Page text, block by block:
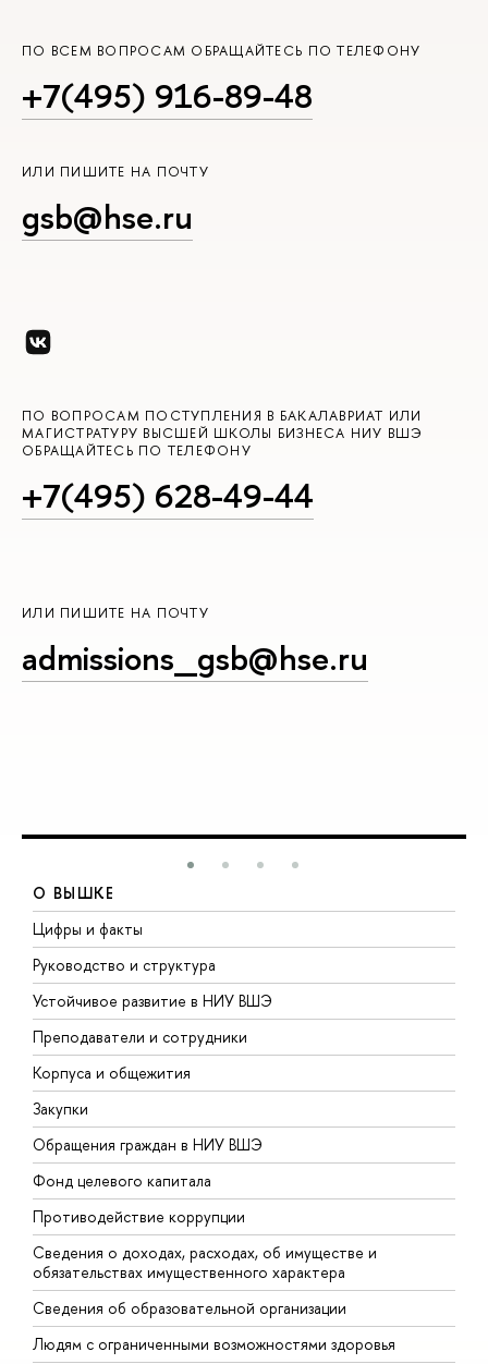
ПО ВСЕМ ВОПРОСАМ ОБРАЩАЙТЕСЬ ПО ТЕЛЕФОНУ
+7(495) 916-89-48
ИЛИ ПИШИТЕ НА ПОЧТУ
gsb@hse.ru
ПО ВОПРОСАМ ПОСТУПЛЕНИЯ В БАКАЛАВРИАТ ИЛИ
МАГИСТРАТУРУ ВЫСШЕЙ ШКОЛЫ БИЗНЕСА НИУ ВШЭ
ОБРАЩАЙТЕСЬ ПО ТЕЛЕФОНУ
+7(495) 628-49-44
ИЛИ ПИШИТЕ НА ПОЧТУ
admissions_gsb@hse.ru
О ВЫШКЕ
Цифры и факты
Руководство и структура
Устойчивое развитие в НИУ ВШЭ
Преподаватели и сотрудники
Корпуса и общежития
Закупки
Обращения граждан в НИУ ВШЭ
Фонд целевого капитала
Противодействие коррупции
Сведения о доходах, расходах, об имуществе и
обязательствах имущественного характера
Сведения об образовательной организации
Людям с ограниченными возможностями здоровья